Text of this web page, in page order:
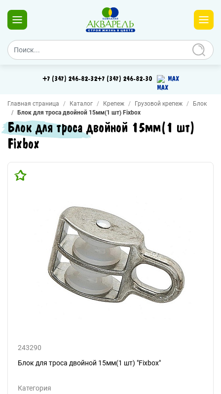
+7 (347) 246-82-32+7 (347) 246-82-30 MAX
Главная страница Каталог Крепеж Грузовой крепеж
Блок
Блок для троса двойной 15мм(1 шт) Fixbox
Блок для троса двойной 15мм(1 шт)
Fixbox
243290
Блок для троса двойной 15мм(1 шт) "Fixbox"
Категория